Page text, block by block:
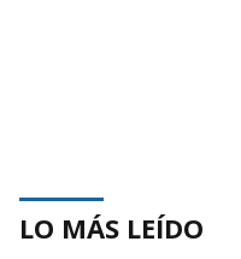
LO MÁS LEÍDO